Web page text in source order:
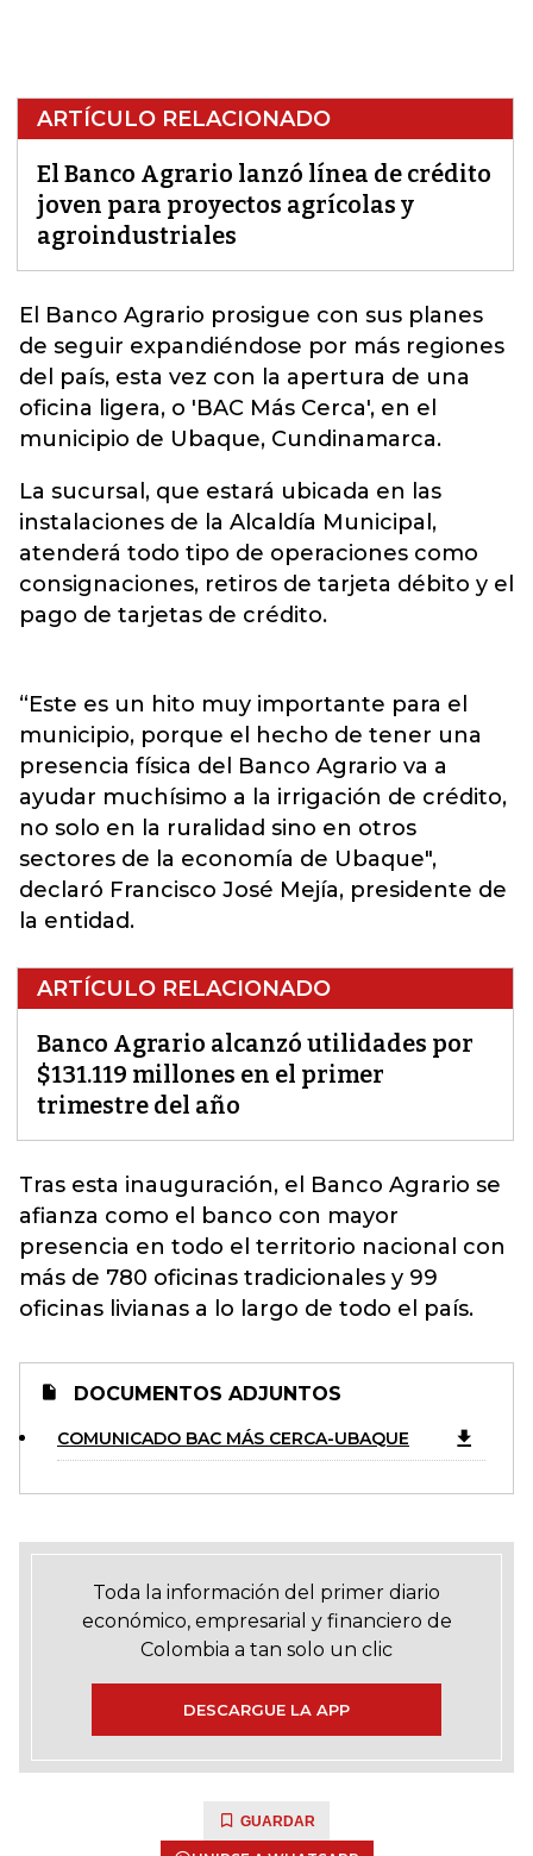
ARTÍCULO RELACIONADO
El Banco Agrario lanzó línea de crédito
joven para proyectos agrícolas y
agroindustriales
El Banco Agrario prosigue con sus planes
de seguir expandiéndose por más regiones
del país, esta vez con la apertura de una
oficina ligera, o 'BAC Más Cerca', en el
municipio de Ubaque, Cundinamarca.
La sucursal, que estará ubicada en las
instalaciones de la Alcaldía Municipal,
atenderá todo tipo de operaciones como
consignaciones, retiros de tarjeta débito y el
pago de tarjetas de crédito.
“Este es un hito muy importante para el
municipio, porque el hecho de tener una
presencia física del Banco Agrario va a
ayudar muchísimo a la irrigación de crédito,
no solo en la ruralidad sino en otros
sectores de la economía de Ubaque",
declaró Francisco José Mejía, presidente de
la entidad.
ARTÍCULO RELACIONADO
Banco Agrario alcanzó utilidades por
$131.119 millones en el primer
trimestre del año
Tras esta inauguración, el Banco Agrario se
afianza como el banco con mayor
presencia en todo el territorio nacional con
más de 780 oficinas tradicionales y 99
oficinas livianas a lo largo de todo el país.
DOCUMENTOS ADJUNTOS
COMUNICADO BAC MÁS CERCA-UBAQUE
Toda la información del primer diario
económico, empresarial y financiero de
Colombia a tan solo un clic
DESCARGUE LA APP
GUARDAR